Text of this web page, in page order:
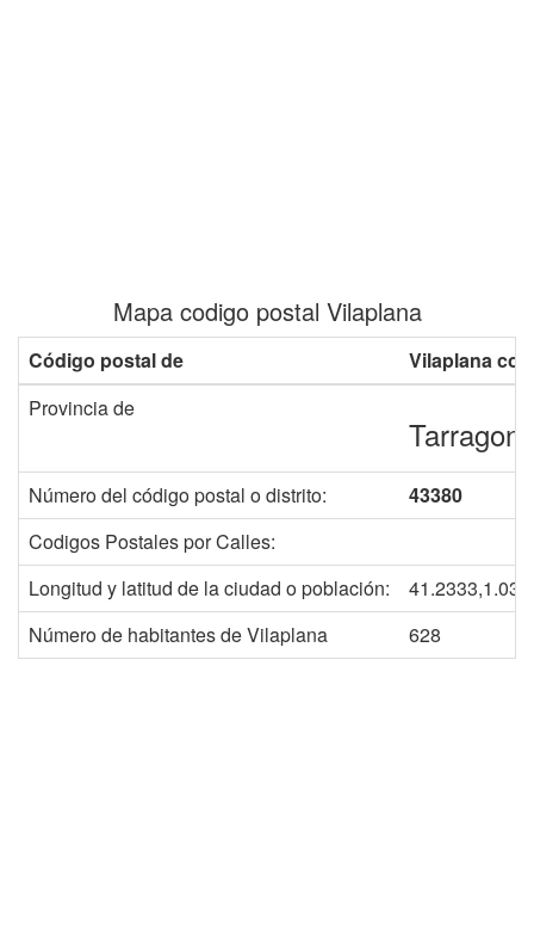
Mapa codigo postal Vilaplana
Código postal de
Vilaplana
Provincia de
Número del código postal o distrito:
43380
Codigos Postales por Calles:
Longitud y latitud de la ciudad o población:
Número de habitantes de Vilaplana
628